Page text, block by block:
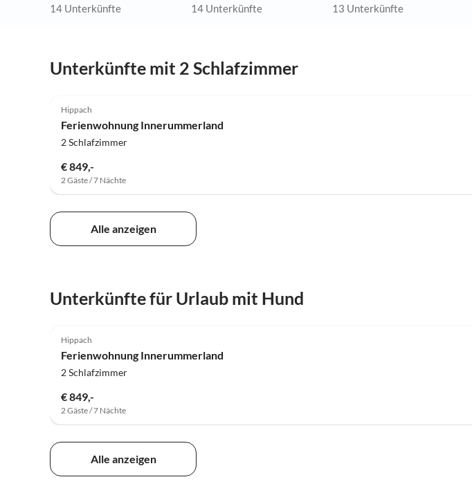
14 Unterkünfte 14 Unterkünfte 13 Unterkünfte
Unterkünfte mit 2 Schlafzimmer
Hippach
Ferienwohnung Innerummerland
2 Schlafzimmer
€ 849,-
2 Gäste / 7 Nächte
Alle anzeigen
Unterkünfte für Urlaub mit Hund
Hippach
Ferienwohnung Innerummerland
2 Schlafzimmer
€ 849,-
2 Gäste / 7 Nächte
Alle anzeigen